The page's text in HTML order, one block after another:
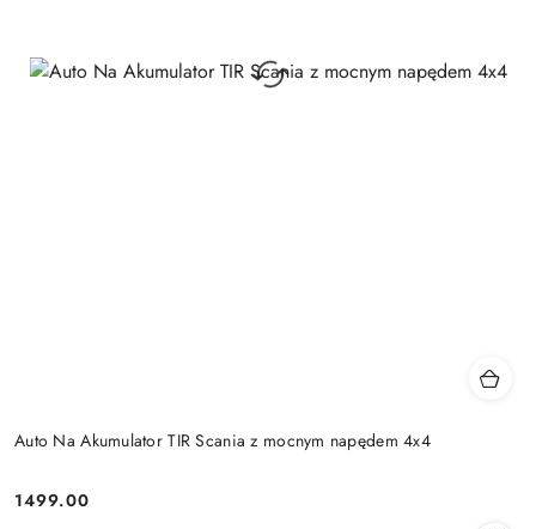
Auto Na Akumulator TIR Scania z mocnym napędem 4x4
Cena:
1499.00